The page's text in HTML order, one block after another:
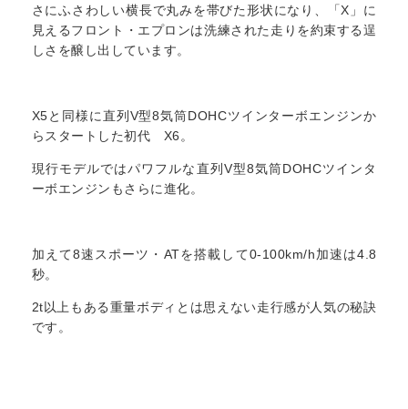
さにふさわしい横長で丸みを帯びた形状になり、「X」に
見えるフロント・エプロンは洗練された走りを約束する逞
しさを醸し出しています。
X5と同様に直列V型8気筒DOHCツインターボエンジンか
らスタートした初代 X6。
現行モデルではパワフルな直列V型8気筒DOHCツインタ
ーボエンジンもさらに進化。
加えて8速スポーツ・ATを搭載して0-100km/h加速は4.8
秒。
2t以上もある重量ボディとは思えない走行感が人気の秘訣
です。